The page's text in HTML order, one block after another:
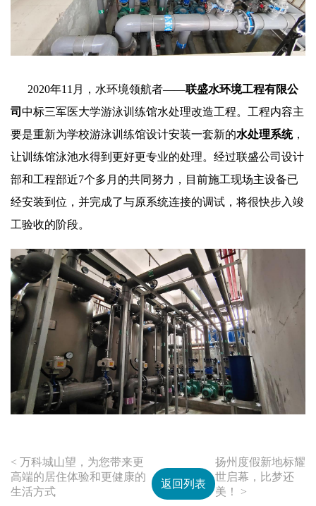
2020年11月，水环境领航者——联盛水环境工程有限公
司 中标三军医大学游泳训练馆水处理改造工程。工程内容主
要是重新为学校游泳训练馆设计安装一套新的水处理系统，
让训练馆泳池水得到更好更专业的处理。经过联盛公司设计
部和工程部近7个多月的共同努力，目前施工现场主设备已
经安装到位，并完成了与原系统连接的调试，将很快步入竣
工验收的阶段。
< 万科城山望，为您带来更
高端的居住体验和更健康的
生活方式
返回列表
扬州度假新地标耀
世启幕，比梦还
美！ >